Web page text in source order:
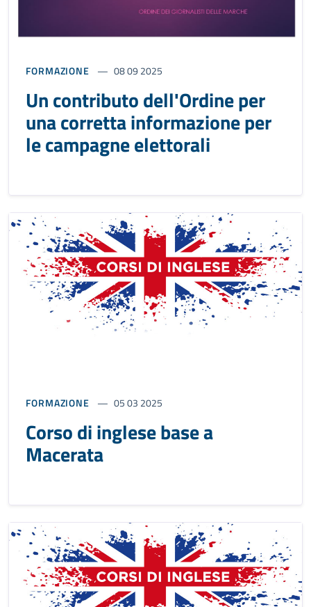
FORMAZIONE 08 09 2025
Un contributo dell'Ordine per
una corretta informazione per
le campagne elettorali
FORMAZIONE 05 03 2025
Corso di inglese base a
Macerata